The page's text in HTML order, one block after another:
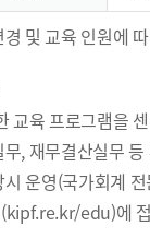
및 교육 인원에
교육 프로그램을
, 재무결산실무
운영(국가회계
edu)에